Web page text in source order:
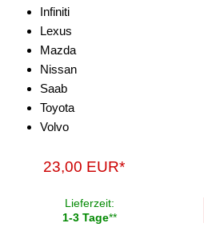
Antennenverstärker
Antennenzubehör
Aux-In-Adapter
Bluetooth
CAN-BUS-Adapter
Cinch-Kabel
Infiniti
Lexus
Mazda
Nissan
Saab
Toyota
Volvo
23,00 EUR*
Lieferzeit:
1-3 Tage**